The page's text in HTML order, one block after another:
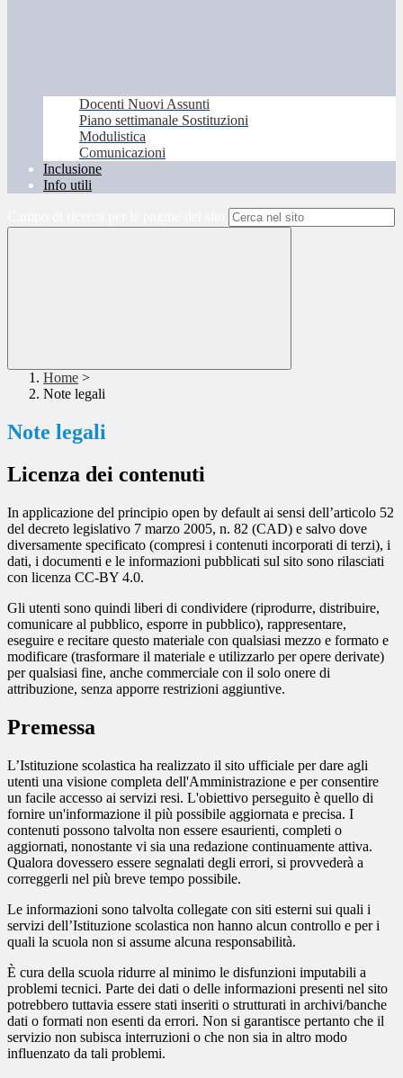
Docenti Nuovi Assunti
Piano settimanale Sostituzioni
Modulistica
Comunicazioni
Inclusione
Info utili
Home >
Note legali
Note legali
Licenza dei contenuti
In applicazione del principio open by default ai sensi dell’articolo 52
del decreto legislativo 7 marzo 2005, n. 82 (CAD) e salvo dove
diversamente specificato (compresi i contenuti incorporati di terzi), i
dati, i documenti e le informazioni pubblicati sul sito sono rilasciati
con licenza CC-BY 4.0.
Gli utenti sono quindi liberi di condividere (riprodurre, distribuire,
comunicare al pubblico, esporre in pubblico), rappresentare,
eseguire e recitare questo materiale con qualsiasi mezzo e formato e
modificare (trasformare il materiale e utilizzarlo per opere derivate)
per qualsiasi fine, anche commerciale con il solo onere di
attribuzione, senza apporre restrizioni aggiuntive.
Premessa
L’Istituzione scolastica ha realizzato il sito ufficiale per dare agli
utenti una visione completa dell'Amministrazione e per consentire
un facile accesso ai servizi resi. L'obiettivo perseguito è quello di
fornire un'informazione il più possibile aggiornata e precisa. I
contenuti possono talvolta non essere esaurienti, completi o
aggiornati, nonostante vi sia una redazione continuamente attiva.
Qualora dovessero essere segnalati degli errori, si provvederà a
correggerli nel più breve tempo possibile.
Le informazioni sono talvolta collegate con siti esterni sui quali i
servizi dell’Istituzione scolastica non hanno alcun controllo e per i
quali la scuola non si assume alcuna responsabilità.
È cura della scuola ridurre al minimo le disfunzioni imputabili a
problemi tecnici. Parte dei dati o delle informazioni presenti nel sito
potrebbero tuttavia essere stati inseriti o strutturati in archivi/banche
dati o formati non esenti da errori. Non si garantisce pertanto che il
servizio non subisca interruzioni o che non sia in altro modo
influenzato da tali problemi.